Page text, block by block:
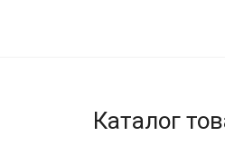
Каталог